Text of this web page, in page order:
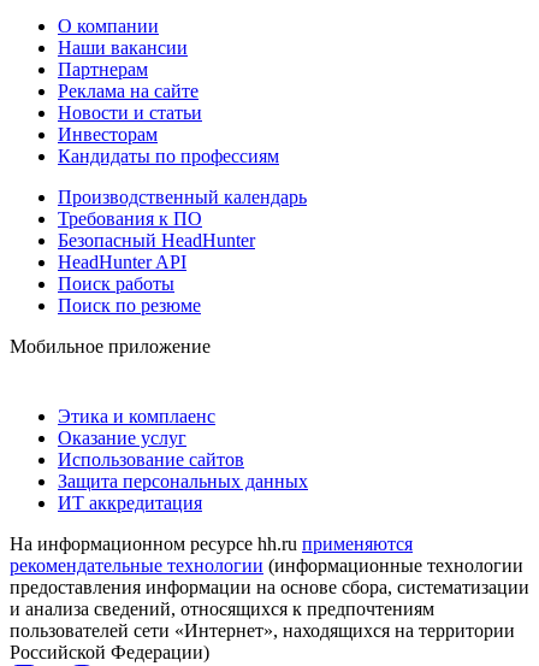
О компании
Наши вакансии
Партнерам
Реклама на сайте
Новости и статьи
Инвесторам
Кандидаты по профессиям
Производственный календарь
Требования к ПО
Безопасный HeadHunter
HeadHunter API
Поиск работы
Поиск по резюме
Мобильное приложение
Этика и комплаенс
Оказание услуг
Использование сайтов
Защита персональных данных
ИТ аккредитация
На информационном ресурсе hh.ru применяются
рекомендательные технологии (информационные технологии
предоставления информации на основе сбора, систематизации
и анализа сведений, относящихся к предпочтениям
пользователей сети «Интернет», находящихся на территории
Российской Федерации)